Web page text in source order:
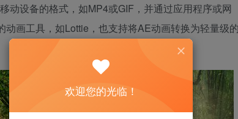
动设备的格式，如MP4或GIF，并通过应用程序或网
画工具，如Lottie，也支持将AE动画转换为轻量级
欢迎您的光临！